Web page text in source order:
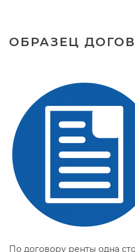
ОБРАЗЕЦ
По договору ренты одна